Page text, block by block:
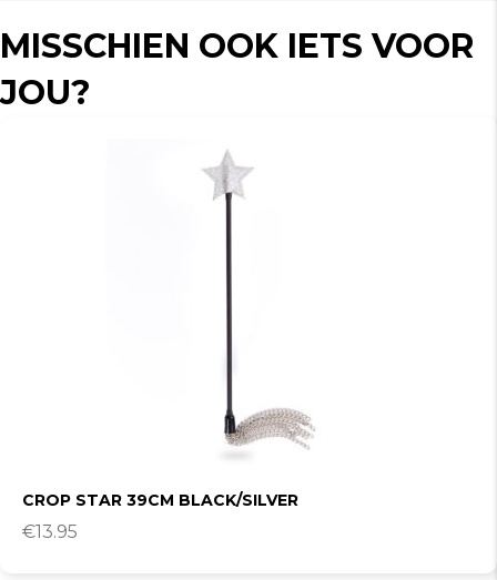
MISSCHIEN OOK IETS VOOR
JOU?
CROP STAR 39CM BLACK/SILVER
€13.95